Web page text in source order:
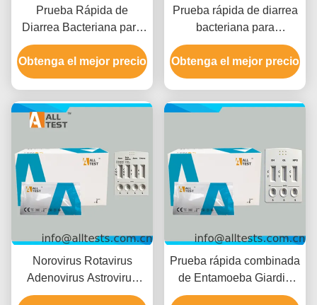
Prueba Rápida de
Diarrea Bacteriana para
Shigella/Cholerae/C.diff
con Tiempo de Lectura de
10 Minutos, Certificado
Obtenga el mejor precio
Prueba rápida de diarrea
bacteriana para
Shigella/Salmonella/C.diff
con resultados rápidos en
10 minutos, alta precisión
Obtenga el mejor precio
Norovirus Rotavirus
Adenovirus Astrovirus
Enterovirus Combo
Prueba rápida combinada
de Entamoeba Giardia
H.pylori para obtener